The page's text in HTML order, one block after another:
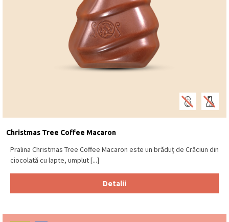
Christmas Tree Coffee Macaron
Pralina Christmas Tree Coffee Macaron este un brăduț de Crăciun din
ciocolată cu lapte, umplut [...]
Detalii